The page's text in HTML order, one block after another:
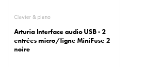
Clavier & piano
Arturia Interface audio USB - 2
entrées micro/ligne MiniFuse 2
noire